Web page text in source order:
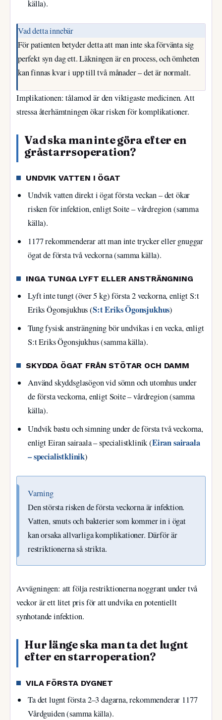
källa).
Vad detta innebär
För patienten betyder detta att man inte ska förvänta sig
perfekt syn dag ett. Läkningen är en process, och ömheten
kan finnas kvar i upp till två månader – det är normalt.
Implikationen: tålamod är den viktigaste medicinen. Att
stressa återhämtningen ökar risken för komplikationer.
Vad ska man inte göra efter en
gråstarrsoperation?
UNDVIK VATTEN I ÖGAT
Undvik vatten direkt i ögat första veckan – det ökar
risken för infektion, enligt Soite – vårdregion (samma
källa).
1177 rekommenderar att man inte trycker eller gnuggar
ögat de första två veckorna (samma källa).
INGA TUNGA LYFT ELLER ANSTRÄNGNING
Lyft inte tungt (över 5 kg) första 2 veckorna, enligt S:t
Eriks Ögonsjukhus (S:t Eriks Ögonsjukhus)
Tung fysisk ansträngning bör undvikas i en vecka, enligt
S:t Eriks Ögonsjukhus (samma källa).
SKYDDA ÖGAT FRÅN STÖTAR OCH DAMM
Använd skyddsglasögon vid sömn och utomhus under
de första veckorna, enligt Soite – vårdregion (samma
källa).
Undvik bastu och simning under de första två veckorna,
enligt Eiran sairaala – specialistklinik (Eiran sairaala
– specialistklinik)
Varning
Den största risken de första veckorna är infektion.
Vatten, smuts och bakterier som kommer in i ögat
kan orsaka allvarliga komplikationer. Därför är
restriktionerna så strikta.
Avvägningen: att följa restriktionerna noggrant under två
veckor är ett litet pris för att undvika en potentiellt
synhotande infektion.
Hur länge ska man ta det lugnt
efter en starroperation?
VILA FÖRSTA DYGNET
Ta det lugnt första 2–3 dagarna, rekommenderar 1177
Vårdguiden (samma källa).